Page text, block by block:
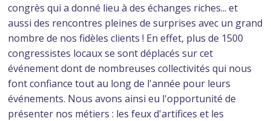
congrès qui a donné lieu à des échanges riches... et
aussi des rencontres pleines de surprises avec un grand
nombre de nos fidèles clients ! En effet, plus de 1500
congressistes locaux se sont déplacés sur cet
événement dont de nombreuses collectivités qui nous
font confiance tout au long de l'année pour leurs
événements. Nous avons ainsi eu l'opportunité de
présenter nos métiers : les feux d'artifices et les